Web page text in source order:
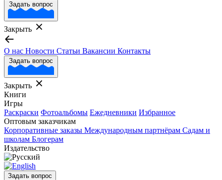
Задать вопрос
Закрыть
О нас Новости Статьи Вакансии Контакты
Задать вопрос
Закрыть
Книги
Игры
Раскраски Фотоальбомы Ежедневники Избранное
Оптовым заказчикам
Корпоративные заказы Международным партнёрам Садам и
школам Блогерам
Издательство
Задать вопрос